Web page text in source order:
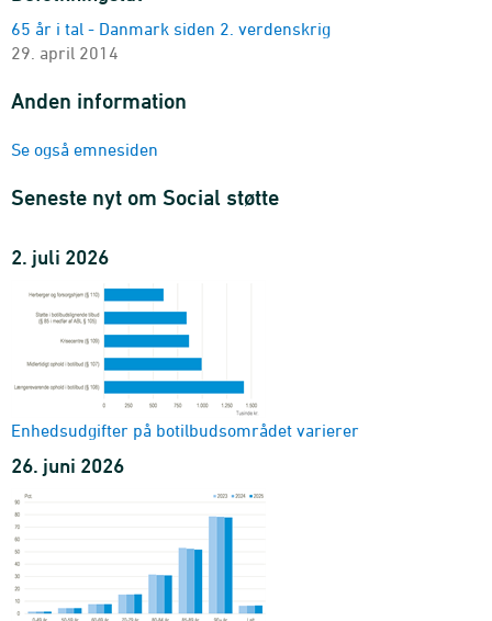
65 år i tal - Danmark siden 2. verdenskrig
29. april 2014
Anden information
Se også emnesiden
Seneste nyt om Social støtte
2. juli 2026
Enhedsudgifter på botilbudsområdet varierer
26. juni 2026